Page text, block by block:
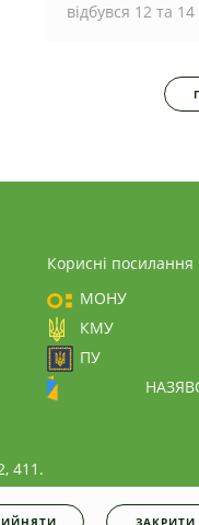
відбувся 12 та
Корисні посилання
МОНУ
КМУ
ПУ
411.
ЗАКРИТИ